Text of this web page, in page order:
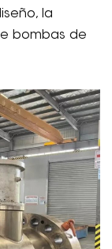
la
bombas de